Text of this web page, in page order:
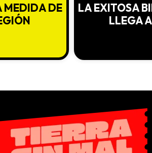
MEDIDA DE
LA EXITOSA
LLEGA